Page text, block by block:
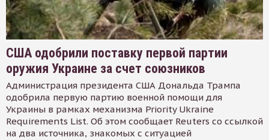
США одобрили поставку первой партии
оружия Украине за счет союзников
Администрация президента США Дональда Трампа
одобрила первую партию военной помощи для
Украины в рамках механизма Priority Ukraine
Requirements List. Об этом сообщает Reuters со ссылкой
на два источника, знакомых с ситуацией